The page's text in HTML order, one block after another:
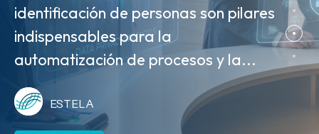
Leer artículo
identificación de personas son pilares
indispensables para la
automatización de procesos y la...
ESTELA
MVE cierran el círculo de la
trazabilidad comercial. A partir del 1
de agosto de 2026, la MVE...
ESTELA